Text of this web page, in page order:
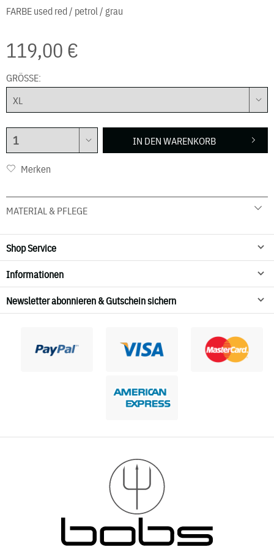
FARBEused red / petrol / grau
119,00 €
GRÖSSE:
IN DENWARENKORB
Merken
MATERIAL & PFLEGE
92 % Bauwolle 8 % Elasthan
30° C Schonwäsche
Nicht in den Wäschetrockner geben
Shop Service
Informationen
Newsletter abonnieren & Gutschein sichern